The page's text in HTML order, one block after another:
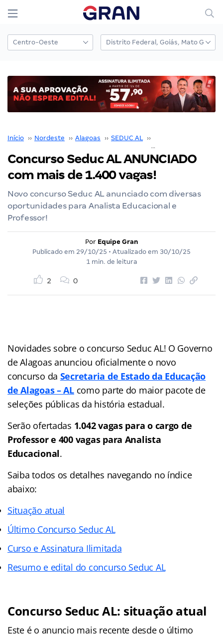
Início ›› Nordeste ›› Alagoas ›› SEDUC AL ››
Concurso Seduc AL ANUNCIADO
com mais de 1.400 vagas!
Novo concurso Seduc AL anunciado com diversas
oportunidades para Analista Educacional e
Professor!
Por Equipe Gran
Publicado em 29/10/25 • Atualizado em 30/10/25
1 min. de leitura
2 0
Novidades sobre o concurso Seduc AL! O Governo
de Alagoas anunciou oficialmente o novo
concurso da Secretaria de Estado da Educação
de Alagoas – ALcomo parte do maior pacote de
seleções públicas da história estadual.
Serão ofertadas 1.042 vagas para o cargo de
Professor e 400 vagas para Analista
Educacional.
Saiba todos os detalhes navegando no índice
abaixo:
Situação atual
Último Concurso Seduc AL
Curso e Assinatura Ilimitada
Resumo e edital do concurso Seduc AL
Concurso Seduc AL: situação atual
Este é o anuncio mais recente desde o último